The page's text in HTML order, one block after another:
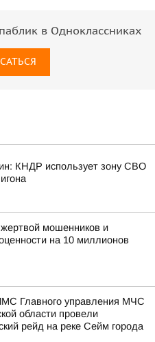
в Одноклассниках
КНДР использует зону СВО
жертвой мошенников и
на 10 миллионов
Главного управления МЧС
области провели
рейд на реке Сейм города